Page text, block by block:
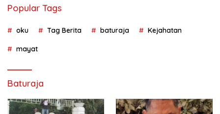
Popular Tags
oku Tag Berita baturaja Kejahatan
mayat
Baturaja